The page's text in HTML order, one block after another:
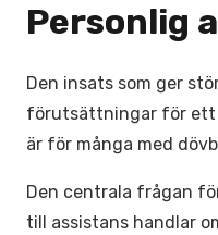
Personlig
Den insats som ger
förutsättningar för
är för många med
Den centrala frågan
till assistans handlar